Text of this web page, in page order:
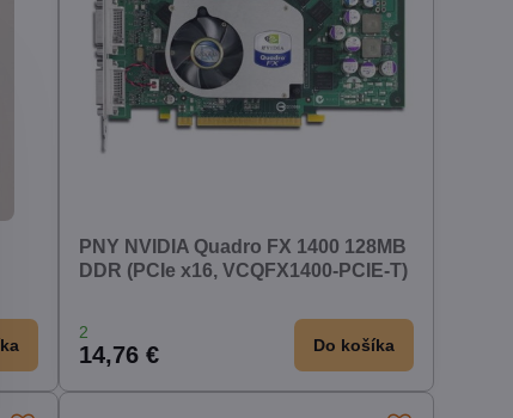
PNY NVIDIA Quadro FX 1400 128MB
DDR (PCIe x16, VCQFX1400-PCIE-T)
2
14,76 € Do košíka